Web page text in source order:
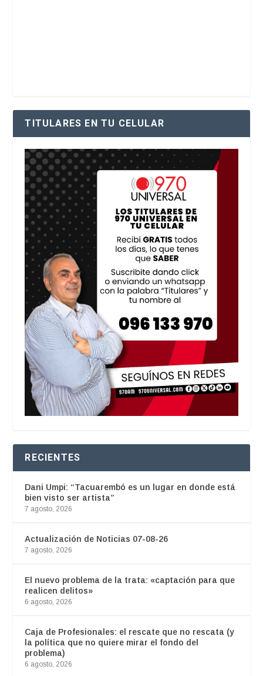
TITULARES EN TU CELULAR
RECIENTES
Dani Umpi: “Tacuarembó es un lugar en donde está
bien visto ser artista”
7 agosto, 2026
Actualización de Noticias 07-08-26
7 agosto, 2026
El nuevo problema de la trata: «captación para que
realicen delitos»
6 agosto, 2026
Caja de Profesionales: el rescate que no rescata (y
la política que no quiere mirar el fondo del
problema)
6 agosto, 2026